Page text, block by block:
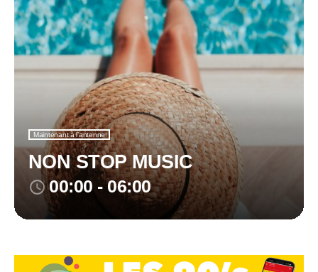
Maintenant à l’antenne
NON STOP MUSIC
access_time 00:00 - 06:00